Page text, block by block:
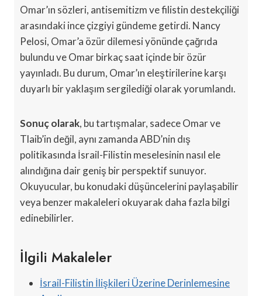
Omar’ın sözleri, antisemitizm ve filistin destekçiliği
arasındaki ince çizgiyi gündeme getirdi. Nancy
Pelosi, Omar’a özür dilemesi yönünde çağrıda
bulundu ve Omar birkaç saat içinde bir özür
yayınladı. Bu durum, Omar’ın eleştirilerine karşı
duyarlı bir yaklaşım sergilediği olarak yorumlandı.
Sonuç olarak, bu tartışmalar, sadece Omar ve
Tlaib’in değil, aynı zamanda ABD’nin dış
politikasında İsrail-Filistin meselesinin nasıl ele
alındığına dair geniş bir perspektif sunuyor.
Okuyucular, bu konudaki düşüncelerini paylaşabilir
veya benzer makaleleri okuyarak daha fazla bilgi
edinebilirler.
İlgili Makaleler
İsrail-Filistin İlişkileri Üzerine Derinlemesine